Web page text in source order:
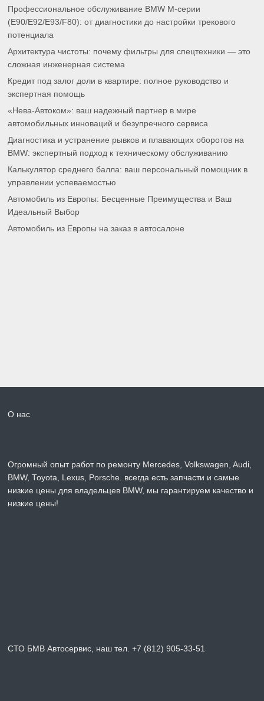
Профессиональное обслуживание BMW M-серии
(E90/E92/E93/F80): от диагностики до настройки трекового
потенциала
Архитектура чистоты: почему фильтры для спецтехники — это
сложная инженерная система
Кредит под залог доли в квартире: полное руководство и
экспертная помощь
«Нева-Автоком»: ваш надежный партнер в мире
автомобильных инноваций и безупречного сервиса
Диагностика и устранение рывков и плавающих оборотов на
BMW: экспертный подход к техническому обслуживанию
Калькулятор среднего балла: ваш персональный помощник в
управлении успеваемостью
Автомобиль из Европы: Бесценные Преимущества и Ваш
Идеальный Выбор
Автомобиль из Европы на заказ в автосалоне
О нас
Огромный опыт работ по ремонту Mercedes, Volkswagen, Audi,
BMW, Toyota, Lexus, Porsche. всегда есть запчасти и самые
низкие цены для владельцев BMW, мы гарантируем качество и
низкие цены!
СТО БМВ Автосервис, наш тел. +7 (812) 905-33-51